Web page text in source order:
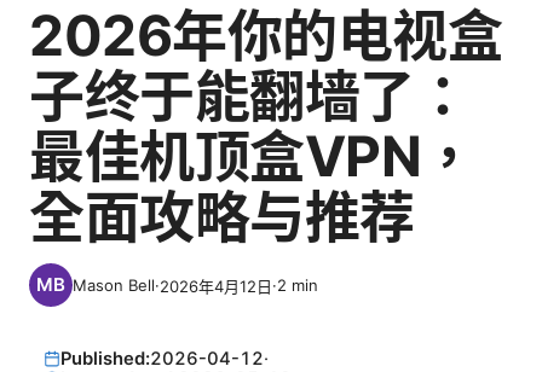
2026年你的电视盒
子终于能翻墙了：
最佳机顶盒VPN，
全面攻略与推荐
Mason Bell·2026年4月12日·2 min
Published:2026-04-12·